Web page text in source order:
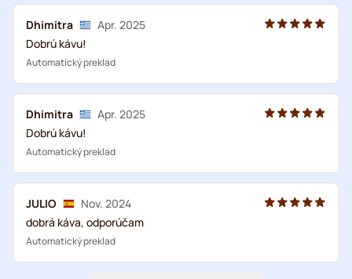
Dhimitra
Apr. 2025
Dobrú kávu!
Automatický preklad
Dhimitra
Apr. 2025
Dobrú kávu!
Automatický preklad
JULIO
Nov. 2024
dobrá káva, odporúčam
Automatický preklad